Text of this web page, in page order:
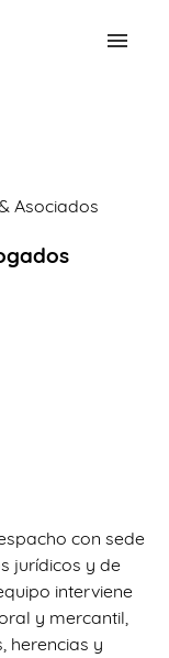
Asociados
con sede
jurídicos y de
interviene
y mercantil,
herencias y